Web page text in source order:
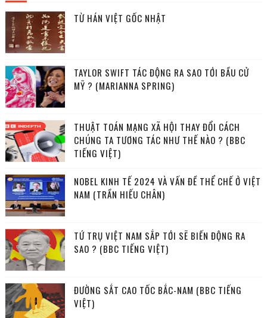
TỪ HÁN VIỆT GỐC NHẬT
TAYLOR SWIFT TÁC ĐỘNG RA SAO TỚI BẦU CỬ
MỸ ? (MARIANNA SPRING)
THUẬT TOÁN MẠNG XÃ HỘI THAY ĐỔI CÁCH
CHÚNG TA TƯƠNG TÁC NHƯ THẾ NÀO ? (BBC
TIẾNG VIỆT)
NOBEL KINH TẾ 2024 VÀ VẤN ĐỀ THỂ CHẾ Ở VIỆT
NAM (TRẦN HIẾU CHÂN)
TỨ TRỤ VIỆT NAM SẮP TỚI SẼ BIẾN ĐỘNG RA
SAO ? (BBC TIẾNG VIỆT)
ĐƯỜNG SẮT CAO TỐC BẮC-NAM (BBC TIẾNG
VIỆT)